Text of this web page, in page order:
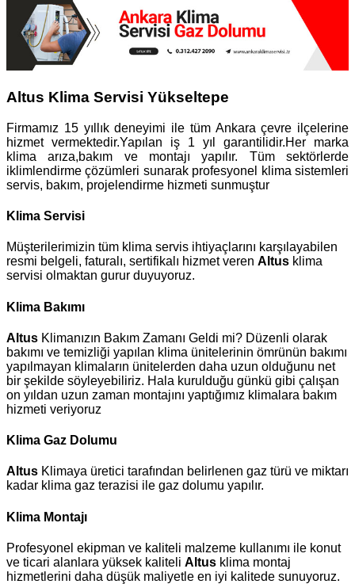
Altus Klima Servisi Yükseltepe
Firmamız 15 yıllık deneyimi ile tüm Ankara çevre ilçelerine
hizmet vermektedir.Yapılan iş 1 yıl garantilidir.Her marka
klima arıza,bakım ve montajı yapılır. Tüm sektörlerde
iklimlendirme çözümleri sunarak profesyonel klima sistemleri
servis, bakım, projelendirme hizmeti sunmuştur
Klima Servisi
Müşterilerimizin tüm klima servis ihtiyaçlarını karşılayabilen
resmi belgeli, faturalı, sertifikalı hizmet veren Altus klima
servisi olmaktan gurur duyuyoruz.
Klima Bakımı
Altus Klimanızın Bakım Zamanı Geldi mi? Düzenli olarak
bakımı ve temizliği yapılan klima ünitelerinin ömrünün bakımı
yapılmayan klimaların ünitelerden daha uzun olduğunu net
bir şekilde söyleyebiliriz. Hala kurulduğu günkü gibi çalışan
on yıldan uzun zaman montajını yaptığımız klimalara bakım
hizmeti veriyoruz
Klima Gaz Dolumu
Altus Klimaya üretici tarafından belirlenen gaz türü ve miktarı
kadar klima gaz terazisi ile gaz dolumu yapılır.
Klima Montajı
Profesyonel ekipman ve kaliteli malzeme kullanımı ile konut
ve ticari alanlara yüksek kaliteli Altus klima montaj
hizmetlerini daha düşük maliyetle en iyi kalitede sunuyoruz.